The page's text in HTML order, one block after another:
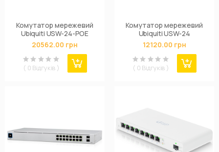
Комутатор мережевий
Ubiquiti USW-24-POE
20562.00 грн
( 0 Відгуків )
Комутатор мережевий
Ubiquiti USW-24
12120.00 грн
( 0 Відгуків )